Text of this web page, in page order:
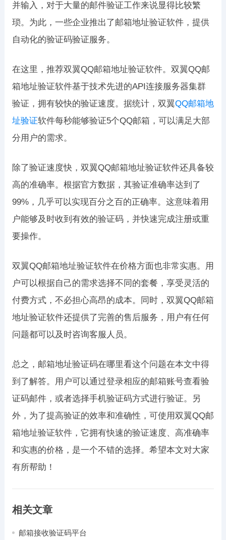
并输入，对于大量的邮件验证工作来说显得比较繁
琐。为此，一些企业推出了邮箱地址验证软件，提供
自动化的验证码验证服务。
在这里，推荐双翼QQ邮箱地址验证软件。双翼QQ邮
箱地址验证软件基于技术先进的API连接服务器集群
验证，拥有较快的验证速度。据统计，双翼QQ邮箱地
址验证软件每秒能够验证5个QQ邮箱，可以满足大部
分用户的需求。
除了验证速度快，双翼QQ邮箱地址验证软件还具备较
高的准确率。根据官方数据，其验证准确率达到了
99%，几乎可以实现百分之百的正确率。这意味着用
户能够及时收到有效的验证码，并快速完成注册或重
要操作。
双翼QQ邮箱地址验证软件在价格方面也非常实惠。用
户可以根据自己的需求选择不同的套餐，享受灵活的
付费方式，不必担心高昂的成本。同时，双翼QQ邮箱
地址验证软件还提供了完善的售后服务，用户有任何
问题都可以及时咨询客服人员。
总之，邮箱地址验证码在哪里看这个问题在本文中得
到了解答。用户可以通过登录相应的邮箱账号查看验
证码邮件，或者选择手机验证码方式进行验证。另
外，为了提高验证的效率和准确性，可使用双翼QQ邮
箱地址验证软件，它拥有快速的验证速度、高准确率
和实惠的价格，是一个不错的选择。希望本文对大家
有所帮助！
相关文章
邮箱接收验证码平台